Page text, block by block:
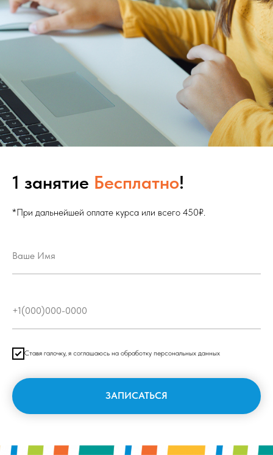
1 занятие Бесплатно!
*При дальнейшей оплате курса или всего 450₽.
Cтавя галочку, я соглашаюсь на обработку персональных данных
ЗАПИСАТЬСЯ